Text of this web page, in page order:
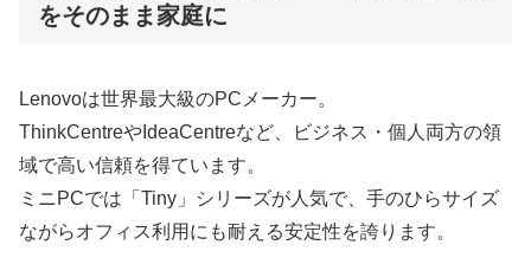
をそのまま家庭に
Lenovoは世界最大級のPCメーカー。
ThinkCentreやIdeaCentreなど、ビジネス・個人両方の領
域で高い信頼を得ています。
ミニPCでは「Tiny」シリーズが人気で、手のひらサイズ
ながらオフィス利用にも耐える安定性を誇ります。